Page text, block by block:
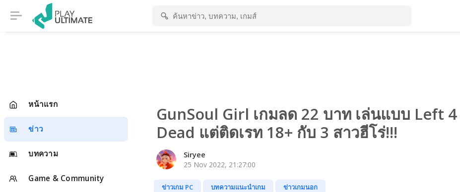
หน้าแรก
ข่าว
บทความ
Game & Community
GunSoul Girl เกมลด 22 บาท เล่นแบบ Left 4
Dead แต่ติดเรท 18+ กับ 3 สาวฮีโร่!!!
Siryee
25 Nov 2022, 21:27:00
ข่าวเกม PC บทความแนะนำเกม ข่าวเกมนอก